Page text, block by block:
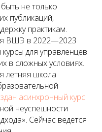
не только
публикаций,
практикам.
ВШЭ в 2022—2023
для управленцев
в сложных условиях.
летняя школа
асинхронный курс
неуспешности
Сейчас ведется